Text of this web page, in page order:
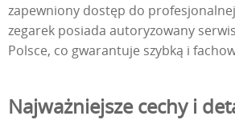
zapewniony dostęp do
zegarek posiada autoryzowany
Polsce, co gwarantuje szybką i
Najważniejsze cechy i